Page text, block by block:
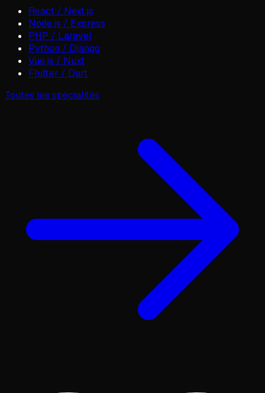
React / Next.js
Node.js / Express
PHP / Laravel
Python / Django
Vue.js / Nuxt
Flutter / Dart
Toutes les spécialités